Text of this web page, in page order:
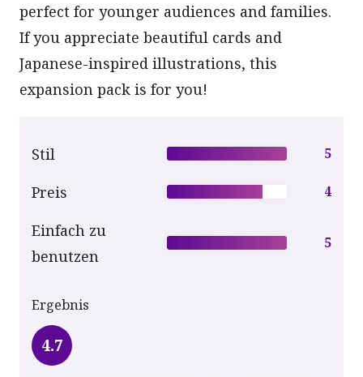
perfect for younger audiences and families.
If you appreciate beautiful cards and
Japanese-inspired illustrations, this
expansion pack is for you!
Stil 5
Preis 4
Einfach zu
benutzen
5
Ergebnis
4.7